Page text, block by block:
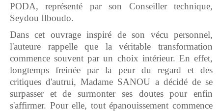
PODA, représenté par son Conseiller technique,
Seydou Ilboudo.
Dans cet ouvrage inspiré de son vécu personnel,
l'auteure rappelle que la véritable transformation
commence souvent par un choix intérieur. En effet,
longtemps freinée par la peur du regard et des
critiques d'autrui, Madame SANOU a décidé de se
surpasser et de surmonter ses doutes pour enfin
s'affirmer. Pour elle, tout épanouissement commence